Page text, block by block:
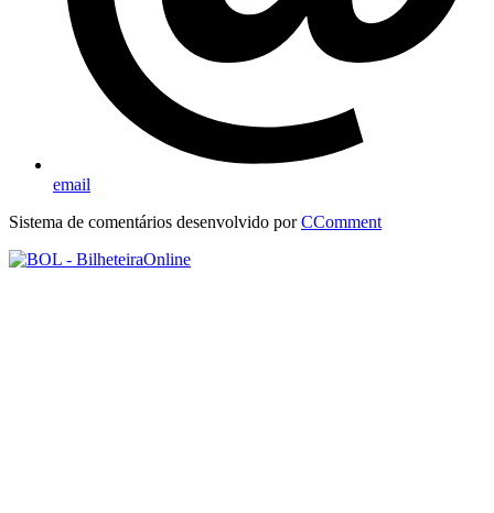
email
Sistema de comentários desenvolvido porCComment